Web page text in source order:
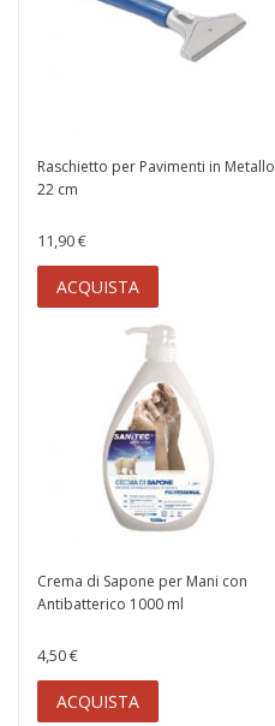
Raschietto per Pavimenti in Metallo
22 cm
11,90 €
ACQUISTA
Crema di Sapone per Mani con
Antibatterico 1000 ml
4,50 €
ACQUISTA